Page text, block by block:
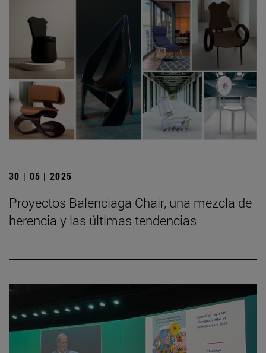
30 | 05 | 2025
Proyectos Balenciaga Chair, una mezcla de
herencia y las últimas tendencias